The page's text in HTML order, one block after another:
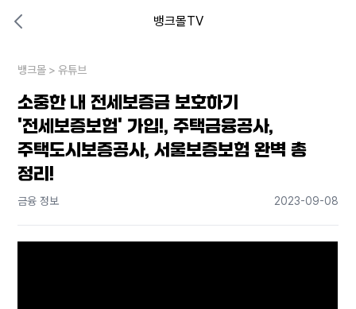
뱅크몰TV
내 상황엔 어떤 방법이 있을까?
뱅크몰 >유튜브
소중한 내 전세보증금 보호하기
'전세보증보험' 가입!, 주택금융공사,
주택도시보증공사, 서울보증보험 완벽 총
정리!
금융 정보 2023-09-08